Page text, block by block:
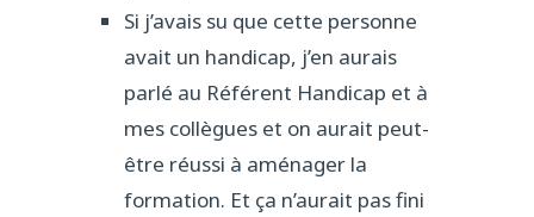
Si j’avais su que cette personne
avait un handicap, j’en aurais
parlé au Référent Handicap et à
mes collègues et on aurait peut-
être réussi à aménager la
formation. Et ça n’aurait pas fini